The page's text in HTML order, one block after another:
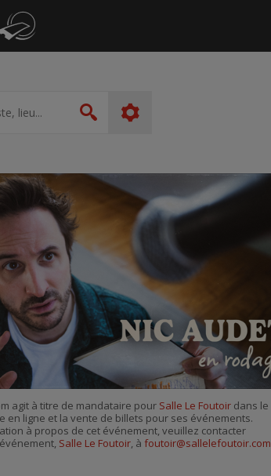
Rechercher
agit à titre de mandataire pour Salle Le Foutoir dans le
en ligne et la vente de billets pour ses événements.
à propos de cet événement, veuillez contacter
Salle Le Foutoir, à foutoir@sallelefoutoir.com